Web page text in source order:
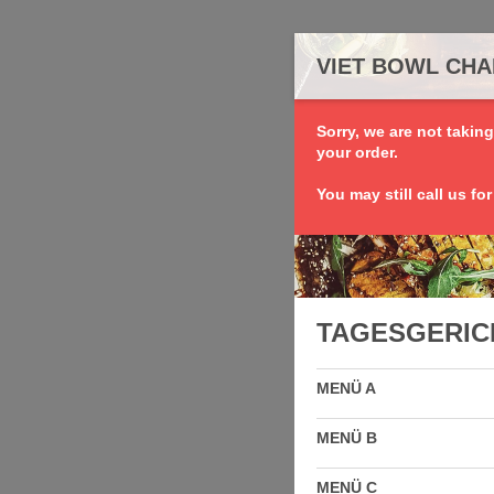
VIET BOWL
Sorry, we are not
your order.
You may still call us
MENÜ A
MENÜ B
MENÜ C